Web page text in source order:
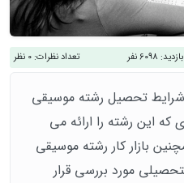
بازدید: 6098 نفر تعداد نظرات: 0 نظر
تحصیل رشته موسیقی
که این رشته را ارائه می
بازار کار رشته موسیقی
مورد بررسی قرار